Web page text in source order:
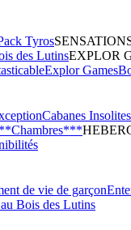
Tyros
des LutinsEXPLOR
Explor Games
Cabanes
Chambres***
de vie de garçon
Bois des Lutins